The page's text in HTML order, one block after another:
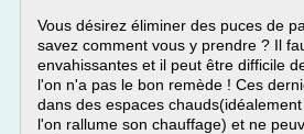
Vous désirez éliminer des puces de
savez comment vous y prendre ? Il
envahissantes et il peut être difficile
l'on n'a pas le bon remède ! Ces
dans des espaces
l'on rallume son chauffage) et ne